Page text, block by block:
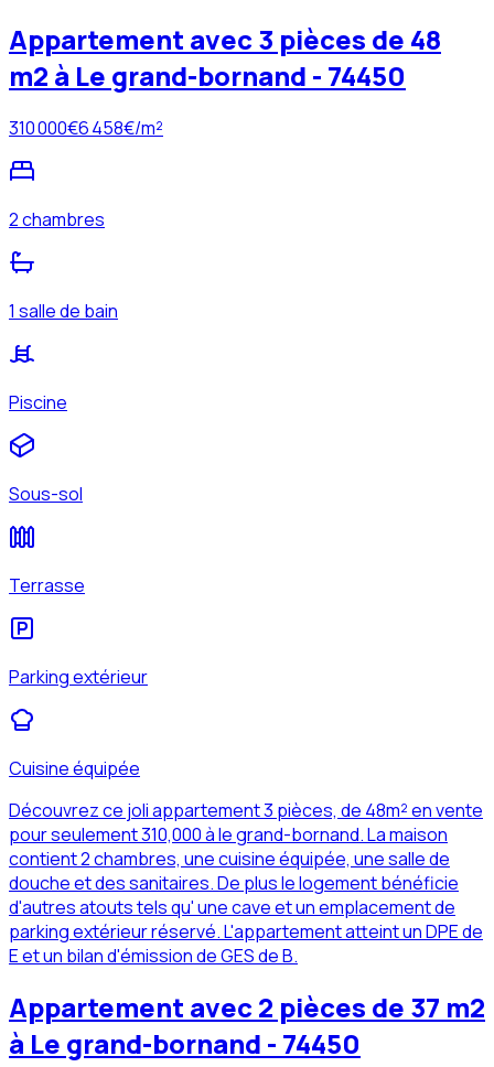
Appartement avec 3 pièces de 48
m2 à Le grand-bornand - 74450
310 000€6 458€/m²
2 chambres
1 salle de bain
Piscine
Sous-sol
Terrasse
Parking extérieur
Cuisine équipée
Découvrez ce joli appartement 3 pièces, de 48m² en vente
pour seulement 310,000 à le grand-bornand. La maison
contient 2 chambres, une cuisine équipée, une salle de
douche et des sanitaires. De plus le logement bénéficie
d'autres atouts tels qu' une cave et un emplacement de
parking extérieur réservé. L'appartement atteint un DPE de
E et un bilan d'émission de GES de B.
Appartement avec 2 pièces de 37 m2
à Le grand-bornand - 74450